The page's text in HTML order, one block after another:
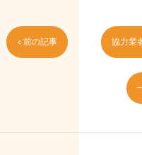
< 前の記事 協力業